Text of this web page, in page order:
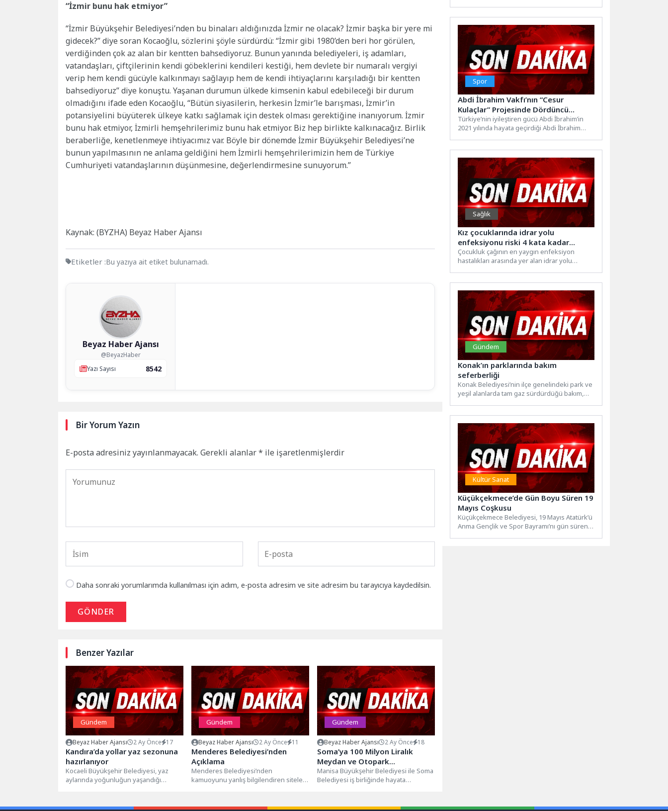
“İzmir bunu hak etmiyor”
“İzmir Büyükşehir Belediyesi’nden bu binaları aldığınızda İzmir ne olacak? İzmir başka bir yere mi
gidecek?” diye soran Kocaoğlu, sözlerini şöyle sürdürdü: “İzmir gibi 1980’den beri hor görülen,
verdiğinden çok az alan bir kentten bahsediyoruz. Bunun yanında belediyeleri, iş adamları,
vatandaşları, çiftçilerinin kendi göbeklerini kendileri kestiği, hem devlete bir numaralı vergiyi
verip hem kendi gücüyle kalkınmayı sağlayıp hem de kendi ihtiyaçlarını karşıladığı bir kentten
bahsediyoruz” diye konuştu. Yaşanan durumun ülkede kimsenin kabul edebileceği bir durum
olmadığını ifade eden Kocaoğlu, “Bütün siyasilerin, herkesin İzmir’le barışması, İzmir’in
potansiyelini büyüterek ülkeye katkı sağlamak için destek olması gerektiğine inanıyorum. İzmir
bunu hak etmiyor, İzmirli hemşehrilerimiz bunu hak etmiyor. Biz hep birlikte kalkınacağız. Birlik
beraberliğe, kenetlenmeye ihtiyacımız var. Böyle bir dönemde İzmir Büyükşehir Belediyesi’ne
bunun yapılmasının ne anlama geldiğini hem İzmirli hemşehrilerimizin hem de Türkiye
Cumhuriyeti vatandaşlarının düşünmesine, değerlendirmesine sunuyorum.”
Kaynak: (BYZHA) Beyaz Haber Ajansı
Etiketler :Bu yazıya ait etiket bulunamadı.
Beyaz Haber Ajansı
@BeyazHaber
Yazı Sayısı
8542
Bir Yorum Yazın
E-posta adresiniz yayınlanmayacak. Gerekli alanlar* ile işaretlenmişlerdir
Daha sonraki yorumlarımda kullanılması için adım, e-posta adresim ve site adresim bu tarayıcıya kaydedilsin.
GÖNDER
Benzer Yazılar
Gündem
Beyaz Haber Ajansı 2 Ay Önce 17
Kandıra’da yollar yaz sezonuna
hazırlanıyor
Kocaeli Büyükşehir Belediyesi, yaz
aylarında yoğunluğun yaşandığı
Gündem
Beyaz Haber Ajansı 2 Ay Önce 11
Menderes Belediyesi’nden
Açıklama
Menderes Belediyesi’nden
kamuoyunu yanlış bilgilendiren sitelere
Gündem
Beyaz Haber Ajansı 2 Ay Önce 18
Soma’ya 100 Milyon Liralık
Meydan ve Otopark
Kazandırılıyor
Manisa Büyükşehir Belediyesi ile Soma
Belediyesi iş birliğinde hayata
Spor
Abdi İbrahim Vakfı’nın “Cesur
Kulaçlar” Projesinde Dördüncü
Dönem Tamamlandı
Türkiye’nin iyileştiren gücü Abdi İbrahim’in
2021 yılında hayata geçirdiği Abdi İbrahim
Sağlık
Kız çocuklarında idrar yolu
enfeksiyonu riski 4 kata kadar
çıkabiliyor
Çocukluk çağının en yaygın enfeksiyon
hastalıkları arasında yer alan idrar yolu
Gündem
Konak’ın parklarında bakım
seferberliği
Konak Belediyesi’nin ilçe genelindeki park ve
yeşil alanlarda tam gaz sürdürdüğü bakım,
Kültür Sanat
Küçükçekmece’de Gün Boyu Süren 19
Mayıs Coşkusu
Küçükçekmece Belediyesi, 19 Mayıs Atatürk’ü
Anma Gençlik ve Spor Bayramı’nı gün süren